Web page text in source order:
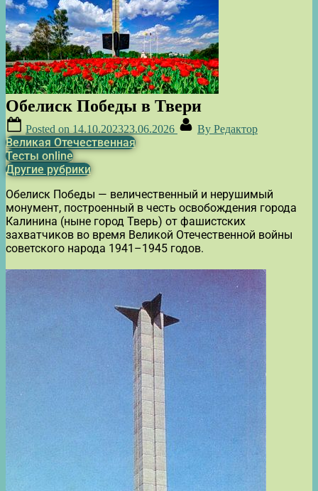
Обелиск Победы в Твери
Posted on 14.10.202323.06.2026 By Редактор
Великая Отечественная
Тесты online
Другие рубрики
Обелиск Победы — величественный и нерушимый
монумент, построенный в честь освобождения города
Калинина (ныне город Тверь) от фашистских
захватчиков во время Великой Отечественной войны
советского народа 1941–1945 годов.